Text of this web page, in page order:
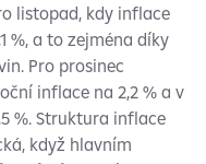
listopad, kdy inflace
%, a to zejména díky
Pro prosinec
inflace na 2,2 % a v
%. Struktura inflace
když hlavním